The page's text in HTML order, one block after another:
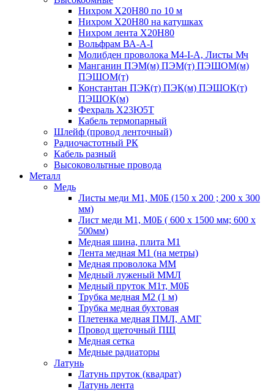
Нихром Х20Н80 по 10 м
Нихром Х20Н80 на катушках
Нихром лента Х20Н80
Вольфрам ВА-А-I
Молибден проволока М4-I-А, Листы Мч
Манганин ПЭМ(м) ПЭМ(т) ПЭШОМ(м)
ПЭШОМ(т)
Константан ПЭК(т) ПЭК(м) ПЭШОК(т)
ПЭШОК(м)
Фехраль Х23Ю5Т
Кабель термопарный
Шлейф (провод ленточный)
Радиочастотный РК
Кабель разный
Высоковольтные провода
Металл
Медь
Листы меди М1, М0Б (150 х 200 ; 200 х 300
мм)
Лист меди М1, М0Б ( 600 х 1500 мм; 600 х
500мм)
Медная шина, плита М1
Лента медная М1 (на метры)
Медная проволока ММ
Медный луженый ММЛ
Медный пруток М1т, М0Б
Трубка медная М2 (1 м)
Трубка медная бухтовая
Плетенка медная ПМЛ, АМГ
Провод щеточный ПЩ
Медная сетка
Медные радиаторы
Латунь
Латунь пруток (квадрат)
Латунь лента